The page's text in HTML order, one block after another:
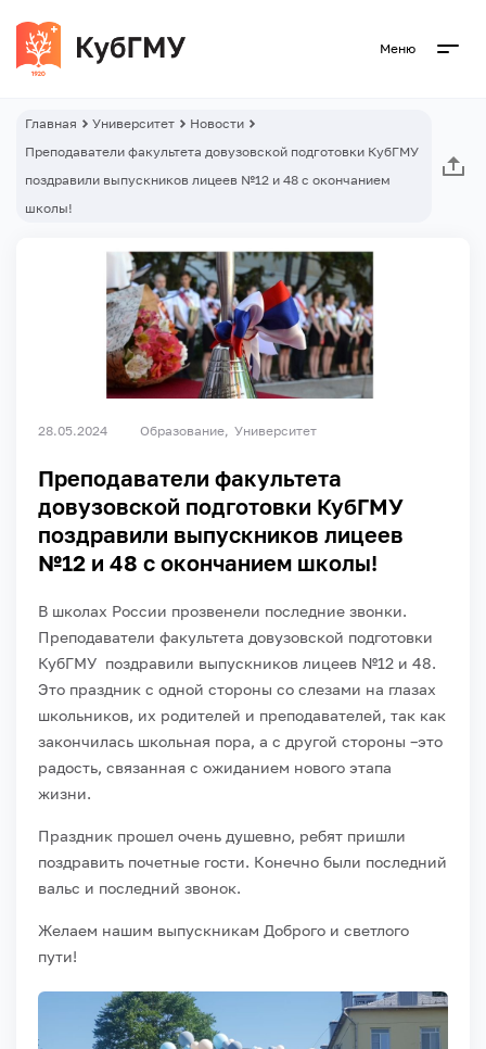
Меню
Главная Университет
Новости
Преподаватели факультета довузовской подготовки КубГМУ
поздравили выпускников лицеев №12 и 48 с окончанием
школы!
28.05.2024 Образование Университет
Преподаватели факультета
довузовской подготовки КубГМУ
поздравили выпускников лицеев
№12 и 48 с окончанием школы!
В школах России прозвенели последние звонки.
Преподаватели факультета довузовской подготовки
КубГМУ поздравили выпускников лицеев №12 и 48.
Это праздник с одной стороны со слезами на глазах
школьников, их родителей и преподавателей, так как
закончилась школьная пора, а с другой стороны –это
радость, связанная с ожиданием нового этапа
жизни.
Праздник прошел очень душевно, ребят пришли
поздравить почетные гости. Конечно были последний
вальс и последний звонок.
Желаем нашим выпускникам Доброго и светлого
пути!